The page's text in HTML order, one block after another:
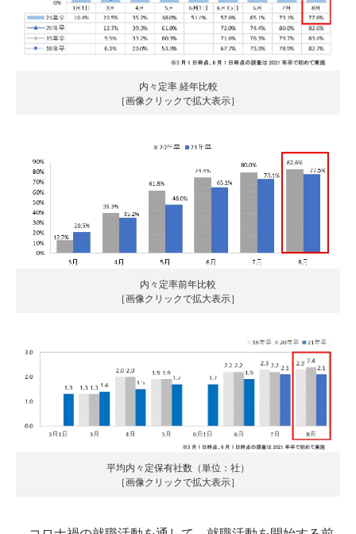
内々定率 経年比較
［画像クリックで拡大表示］
内々定率前年比較
［画像クリックで拡大表示］
平均内々定保有社数（単位：社）
［画像クリックで拡大表示］